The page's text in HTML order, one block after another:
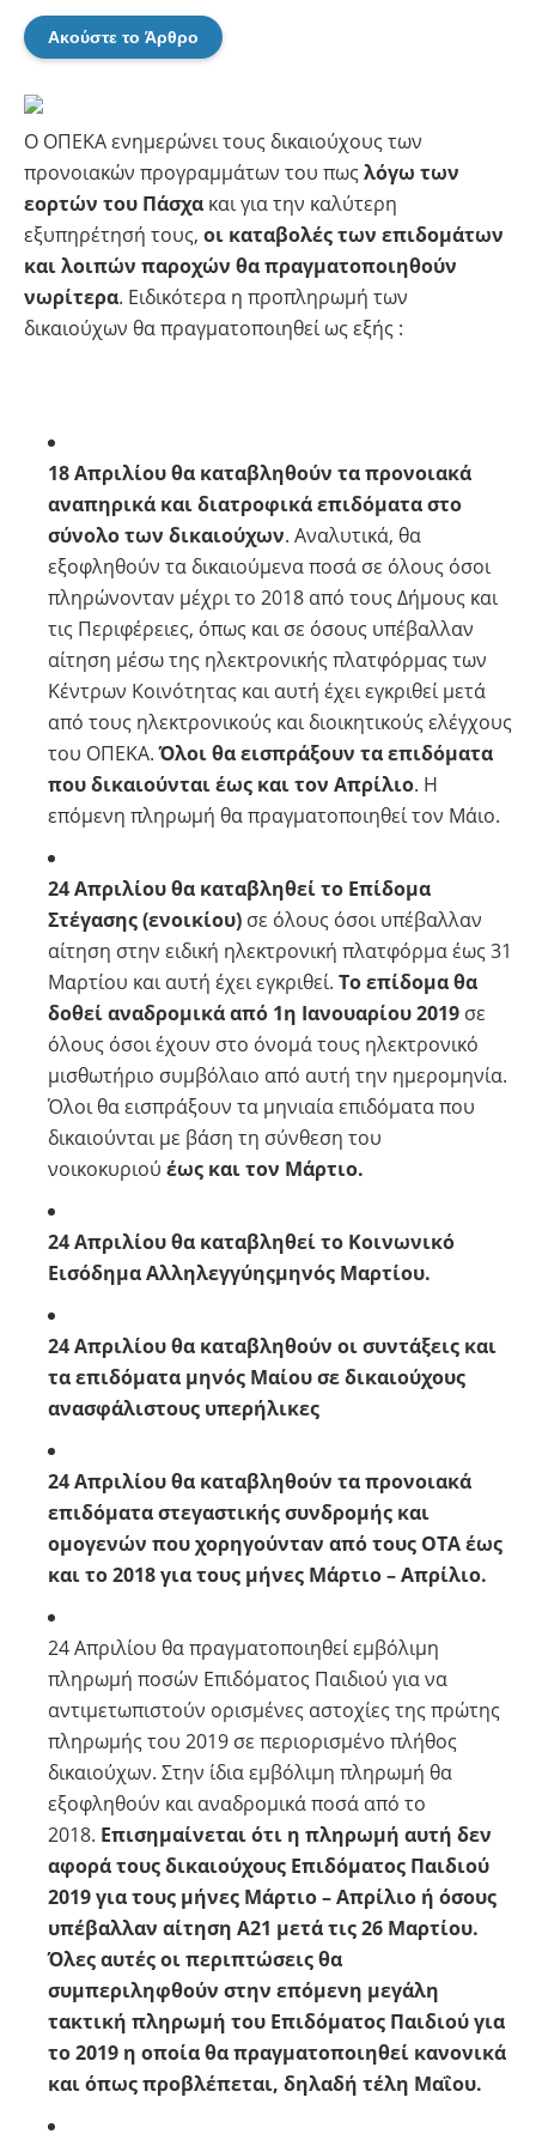
Ακούστε το Άρθρο
Ο ΟΠΕΚΑ ενημερώνει τους δικαιούχους των
προνοιακών προγραμμάτων του πως λόγω των
εορτών του Πάσχα και για την καλύτερη
εξυπηρέτησή τους, οι καταβολές των επιδομάτων
και λοιπών παροχών θα πραγματοποιηθούν
νωρίτερα. Ειδικότερα η προπληρωμή των
δικαιούχων θα πραγματοποιηθεί ως εξής :
18 Απριλίου θα καταβληθούν τα προνοιακά
αναπηρικά και διατροφικά επιδόματα στο
σύνολο των δικαιούχων. Αναλυτικά, θα
εξοφληθούν τα δικαιούμενα ποσά σε όλους όσοι
πληρώνονταν μέχρι το 2018 από τους Δήμους και
τις Περιφέρειες, όπως και σε όσους υπέβαλλαν
αίτηση μέσω της ηλεκτρονικής πλατφόρμας των
Κέντρων Κοινότητας και αυτή έχει εγκριθεί μετά
από τους ηλεκτρονικούς και διοικητικούς ελέγχους
του ΟΠΕΚΑ.Όλοι θα εισπράξουν τα επιδόματα
που δικαιούνται έως και τον Απρίλιο. Η
επόμενη πληρωμή θα πραγματοποιηθεί τον Μάιο.
24 Απριλίου θα καταβληθεί το Επίδομα
Στέγασης (ενοικίου) σε όλους όσοι υπέβαλλαν
αίτηση στην ειδική ηλεκτρονική πλατφόρμα έως 31
Μαρτίου και αυτή έχει εγκριθεί. Το επίδομα θα
δοθεί αναδρομικά από 1η Ιανουαρίου 2019 σε
όλους όσοι έχουν στο όνομά τους ηλεκτρονικό
μισθωτήριο συμβόλαιο από αυτή την ημερομηνία.
Όλοι θα εισπράξουν τα μηνιαία επιδόματα που
δικαιούνται με βάση τη σύνθεση του
νοικοκυριού έως και τον Μάρτιο.
24 Απριλίου θα καταβληθεί το Κοινωνικό
Εισόδημα Αλληλεγγύηςμηνός Μαρτίου.
24 Απριλίου θα καταβληθούν οι συντάξεις και
τα επιδόματα μηνός Μαίου σε δικαιούχους
ανασφάλιστους υπερήλικες
24 Απριλίου θα καταβληθούν τα προνοιακά
επιδόματαστεγαστικής συνδρομής και
ομογενών που χορηγούνταν από τους ΟΤΑ έως
και το 2018 για τους μήνες Μάρτιο – Απρίλιο.
24 Απριλίου θα πραγματοποιηθεί εμβόλιμη
πληρωμή ποσών Επιδόματος Παιδιού για να
αντιμετωπιστούν ορισμένες αστοχίες της πρώτης
πληρωμής του 2019 σε περιορισμένο πλήθος
δικαιούχων. Στην ίδια εμβόλιμη πληρωμή θα
εξοφληθούν και αναδρομικά ποσά από το
2018. Επισημαίνεται ότι η πληρωμή αυτή δεν
αφορά τους δικαιούχους Επιδόματος Παιδιού
2019 για τους μήνες Μάρτιο – Απρίλιο ή όσους
υπέβαλλαν αίτηση Α21 μετά τις 26 Μαρτίου.
Όλες αυτές οι περιπτώσεις θα
συμπεριληφθούν στην επόμενη μεγάλη
τακτική πληρωμή του Επιδόματος Παιδιού για
το 2019 η οποία θα πραγματοποιηθεί κανονικά
και όπως προβλέπεται, δηλαδή τέλη Μαΐου.